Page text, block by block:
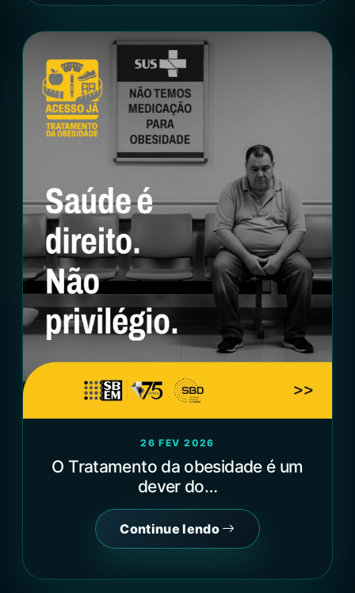
26 FEV 2026
O Tratamento da obesidade é um
dever do…
Continue lendo